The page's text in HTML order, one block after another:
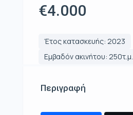
€4.000
Έτος κατασκευής: 2023
Εμβαδόν ακινήτου: 250τ.μ.
Περιγραφή